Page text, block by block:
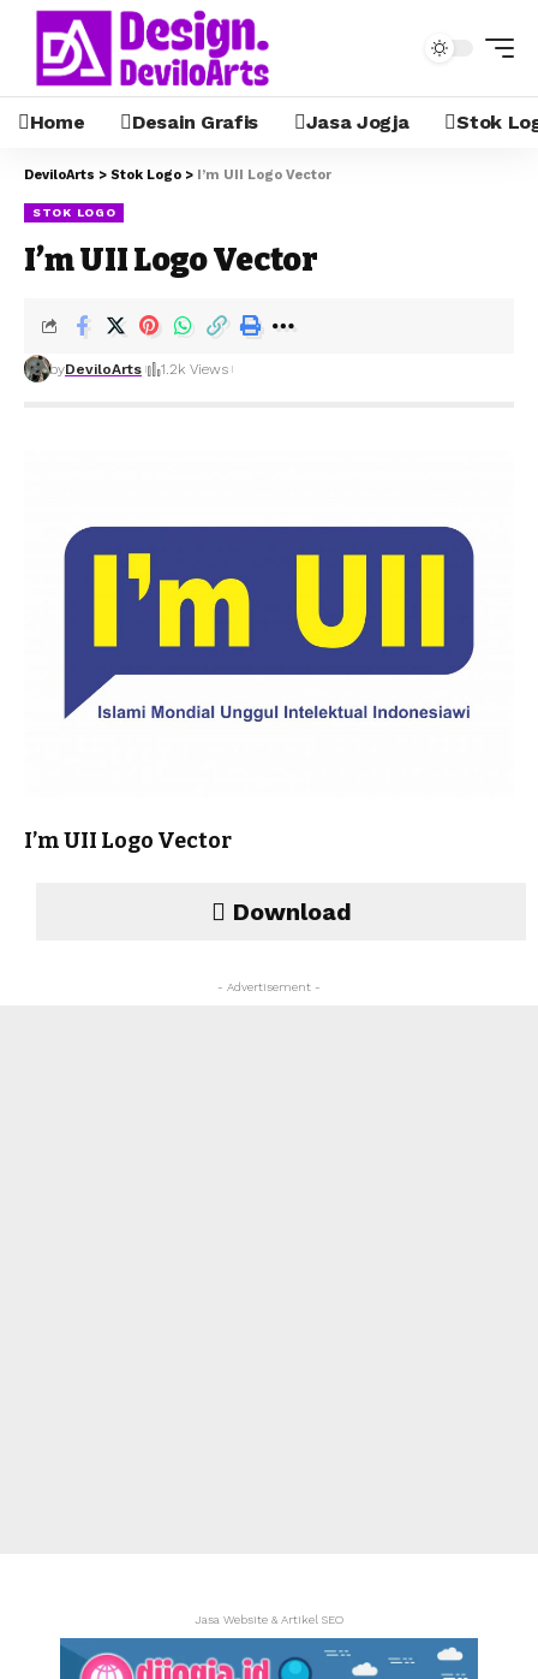
Home Desain Grafis Jasa Jogja Stok
DeviloArts > Stok Logo > I’m UII Logo Vector
STOK LOGO
I’m UII Logo Vector
byDeviloArts 1.2k Views
I’m UII Logo Vector
Download
- Advertisement -
Jasa Website & Artikel SEO